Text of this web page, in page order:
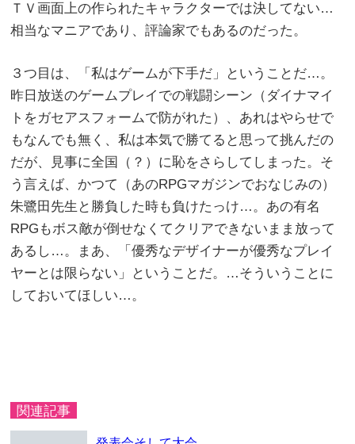
ＴＶ画面上の作られたキャラクターでは決してない…
相当なマニアであり、評論家でもあるのだった。
３つ目は、「私はゲームが下手だ」ということだ…。
昨日放送のゲームプレイでの戦闘シーン（ダイナマイ
トをガセアスフォームで防がれた）、あれはやらせで
もなんでも無く、私は本気で勝てると思って挑んだの
だが、見事に全国（？）に恥をさらしてしまった。そ
う言えば、かつて（あのRPGマガジンでおなじみの）
朱鷺田先生と勝負した時も負けたっけ…。あの有名
RPGもボス敵が倒せなくてクリアできないまま放って
あるし…。まあ、「優秀なデザイナーが優秀なプレイ
ヤーとは限らない」ということだ。…そういうことに
しておいてほしい…。
関連記事